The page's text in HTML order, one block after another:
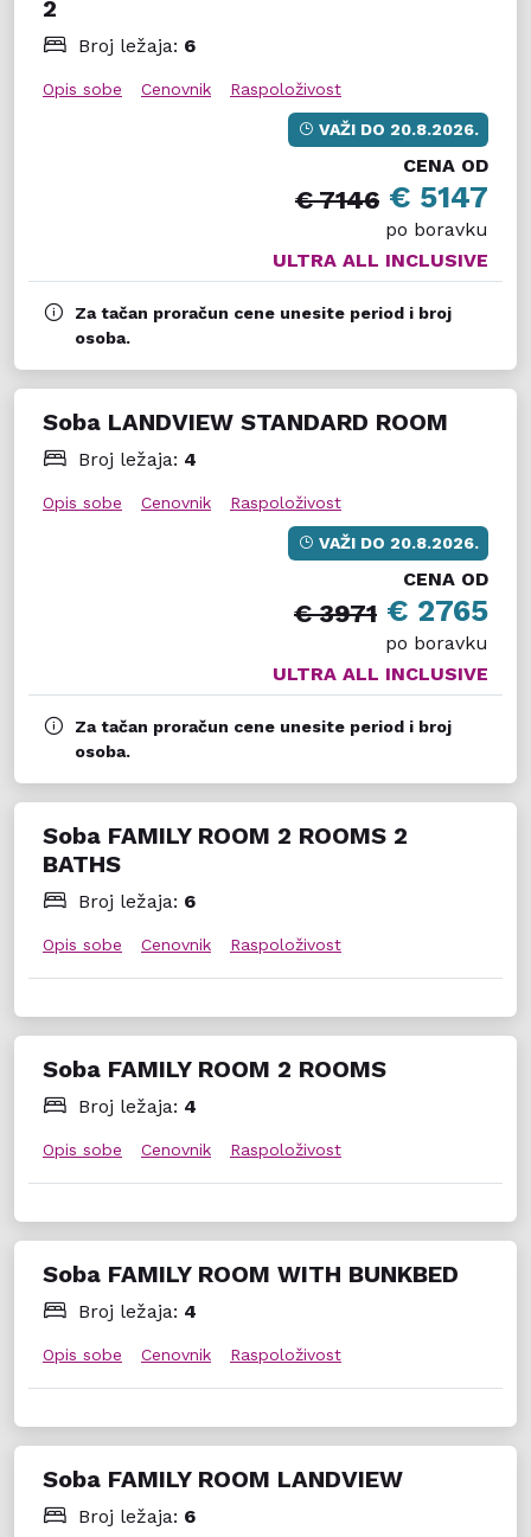
Soba FAMILY ROOM 2 ROOMS 2
BATHS
Broj ležaja: 6
Opis sobe Cenovnik Raspoloživost
Soba FAMILY ROOM 2 ROOMS
Broj ležaja: 4
Opis sobe Cenovnik Raspoloživost
Soba FAMILY ROOM WITH BUNKBED
Broj ležaja: 4
Opis sobe Cenovnik Raspoloživost
Soba FAMILY ROOM LANDVIEW
Broj ležaja: 6
2
Broj ležaja: 6
Opis sobe Cenovnik Raspoloživost
VAŽI DO 20.8.2026.
CENA OD
€ 7146 € 5147
po boravku
ULTRA ALL INCLUSIVE
Za tačan proračun cene unesite period i broj
osoba.
Soba LANDVIEW STANDARD ROOM
Broj ležaja: 4
Opis sobe Cenovnik Raspoloživost
VAŽI DO 20.8.2026.
CENA OD
€ 3971 € 2765
po boravku
ULTRA ALL INCLUSIVE
Za tačan proračun cene unesite period i broj
osoba.